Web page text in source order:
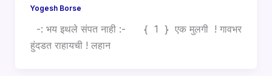
Yogesh Borse
-: भय इथले संपत नाही :- { 1 } एक मुलगी ! गावभर
हुंदडत राहायची ! लहान